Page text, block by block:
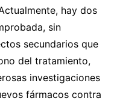
hay dos
sin
secundarios que
del tratamiento,
investigaciones
fármacos contra